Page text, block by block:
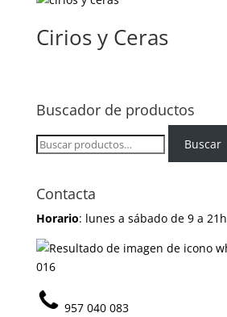
Cirios y Ceras
Buscador de productos
Buscar
por:
Buscar
Contacta
Horario: lunes a sábado de 9 a 21h
016
957 040 083